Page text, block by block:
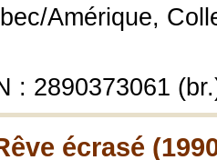
Amérique,
: 2890373061
écrasé